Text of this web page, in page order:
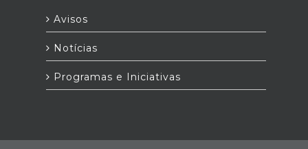
Avisos
Notícias
Programas e Iniciativas